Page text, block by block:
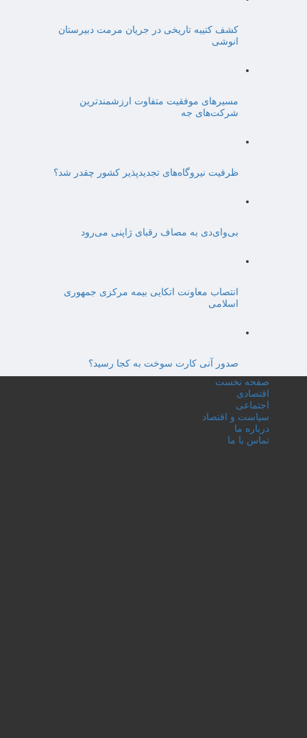
کشف کتیبه تاریخی در جریان مرمت دبیرستان
انوشی
مسیرهای موفقیت متفاوت ارزشمندترین
شرکت‌های جه
ظرفیت نیروگاه‌های تجدیدپذیر کشور چقدر شد؟
بی‌وای‌دی به مصاف رقبای ژاپنی می‌رود
انتصاب معاونت اتکایی بیمه مرکزی جمهوری
اسلامی
صدور آنی کارت سوخت به کجا رسید؟
صفحه نخست
اقتصادی
اجتماعی
سیاست و اقتصاد
درباره ما
تماس با ما